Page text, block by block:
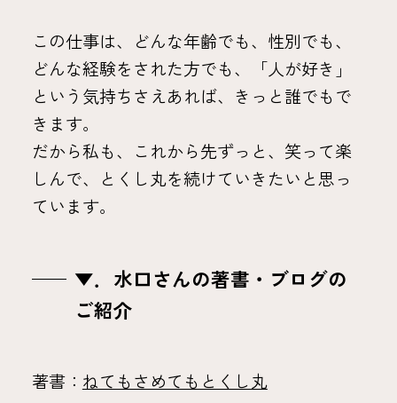
この仕事は、どんな年齢でも、性別でも、
どんな経験をされた方でも、「人が好き」
という気持ちさえあれば、きっと誰でもで
きます。
だから私も、これから先ずっと、笑って楽
しんで、とくし丸を続けていきたいと思っ
ています。
▼． 水口さんの著書・ブログの
ご紹介
著書： ねてもさめてもとくし丸